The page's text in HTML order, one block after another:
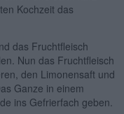
Kochzeit das
das Fruchtfleisch
Nun das Fruchtfleisch
den Limonensaft und
Ganze in einem
ins Gefrierfach geben.